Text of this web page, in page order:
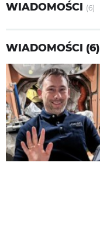
WIADOMOŚCI (6)
WIADOMOŚCI (6)